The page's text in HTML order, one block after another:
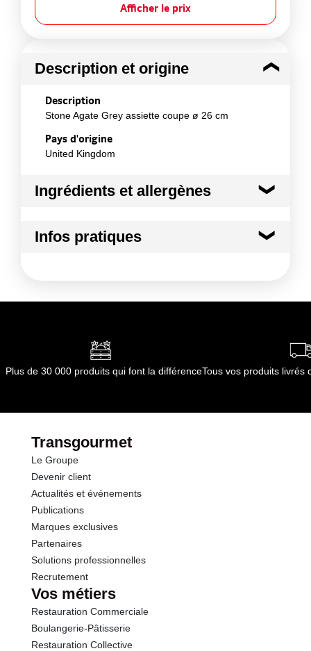
Afficher le prix
Description et origine
Description
Stone Agate Grey assiette coupe ø 26 cm
Pays d'origine
United Kingdom
Ingrédients et allergènes
Matière : Porcelaine vitrifiée
Infos pratiques
Conditions de stockage après ouverture
Durée totale du produit :
Conformément aux informations transmises
par le(s) fournisseur(s) de Transgourmet
Plus de 30 000 produits qui font la différenceTous vos produits livrés
Transgourmet
Le Groupe
Devenir client
Actualités et événements
Publications
Marques exclusives
Partenaires
Solutions professionnelles
Recrutement
Vos métiers
Restauration Commerciale
Boulangerie-Pâtisserie
Restauration Collective